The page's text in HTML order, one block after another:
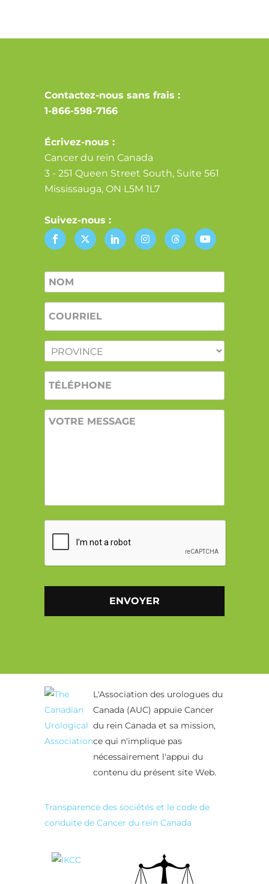
Contactez-nous sans frais :
1-866-598-7166
Écrivez-nous :
Cancer du rein Canada
3 - 251 Queen Street South, Suite 561
Mississauga, ON L5M 1L7
Suivez-nous :
Nom
PROVINCE
VOTRE
MESSAGE
L'Association des urologues du
Canada (AUC) appuie Cancer
du rein Canada et sa mission,
ce qui n'implique pas
nécessairement l'appui du
contenu du présent site Web.
Transparence des sociétés et le code de
conduite de Cancer du rein Canada